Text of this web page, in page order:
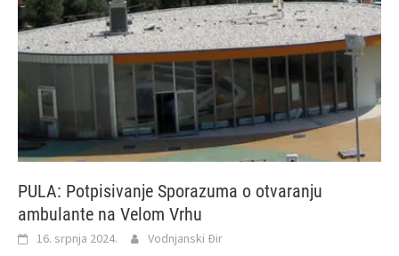
PULA: Potpisivanje Sporazuma o otvaranju
ambulante na Velom Vrhu
16. srpnja 2024. Vodnjanski Đir